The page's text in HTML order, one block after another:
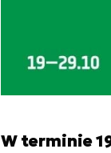
W terminie